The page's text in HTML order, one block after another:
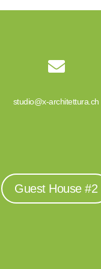

studio@x-architettura.ch
Guest House #2